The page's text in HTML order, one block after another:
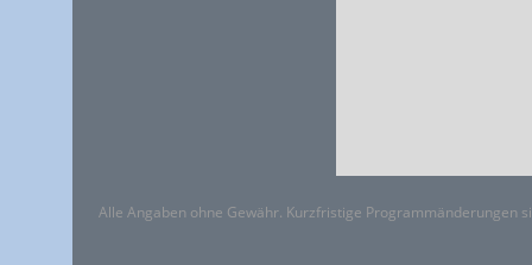
Alle Angaben ohne Gewähr. Kurzfristige Programmänderungen